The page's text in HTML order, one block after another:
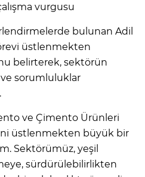
vurgusu
bulunan Adil
üstlenmekten
belirterek, sektörün
sorumluluklar
ve Çimento Ürünleri
üstlenmekten büyük bir
Sektörümüz, yeşil
sürdürülebilirlikten